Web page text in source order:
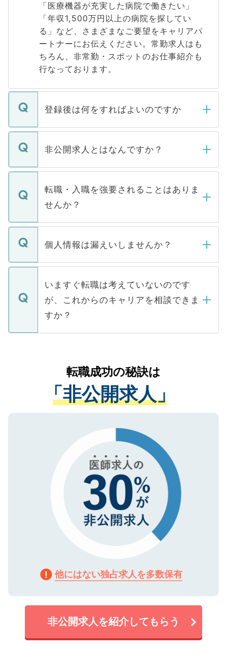
「医療機器が充実した病院で働きたい」
「年収1,500万円以上の病院を探してい
る」など、さまざまなご要望をキャリアパ
ートナーにお伝えください。常勤求人はも
ちろん、非常勤・スポットのお仕事紹介も
行なっております。
登録後は何をすればよいのですか
ご登録いただきましたら、弊社担当者がご
登録内容を確認し、その後メールもしくは
ます。通常、5営業日以内にはご連絡をせて
いただきますので、しばらくお待ちくださ
非公開求人とはなんですか？
マイナビDOCTORで取り扱っている求人の
うち約3割は、Webサイトからご覧いただ
けない「非公開求人」です。非公開求人は
下記の理由によって、一般には公開してい
ません。
■応募殺到を避けるため 人気のある医療機
関を公にしてしまうと、応募が殺到する場
に、医療機関が求める条件に合った人材の
みを人材紹介会社に依頼するケースが増え
ています。
転職・入職を強要されることはありま
せんか？
転職・入職を強要することは一切ありませ
ん。また、仮に応募先から内定をいただい
定を承諾する必要はありません。内定先へ
の辞退の連絡はキャリアパートナーが行い
個人情報は漏えいしませんか？
個人情報が漏えいすることはありませんの
で、ご安心ください。当サイトからの登録
などで収集したご登録者様の個人情報は、
ご本人のキャリアアップおよび転職活動の
支援を目的に使用いたします。お預かりし
ているすべての個人データはご本人の許可
は、個人情報の取り扱いについての厳密な
管理基準を満たした事業者のみに付与され
る、プライバシーマークを取得済みです。
で、機密保持に関してもご安心ください。
いますぐ転職は考えていないのです
が、これからのキャリアを相談できま
すか？
かがいして、現在の医療機関の状況や紹介
経験をまじえながら、適切なアドバイスを
させていただきます。すぐにご転職をされ
ない方には、長期的なサポートが可能です
ので、まずはご登録ください。
転職成功の秘訣は
「非公開求人」
他にはない独占求人を多数保有
非公開求人を紹介してもらう